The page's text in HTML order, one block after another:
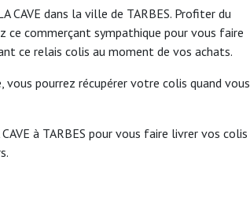
CAVE dans la ville de TARBES. Profiter du
ce commerçant sympathique pour vous faire
ce relais colis au moment de vos achats.
vous pourrez récupérer votre colis quand vous
à TARBES pour vous faire livrer vos colis